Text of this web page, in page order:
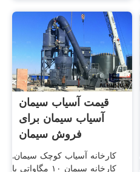
قیمت آسیاب سیمان
آسیاب سیمان برای
فروش سیمان
کارخانه آسیاب کوچک سیمان.
کارخانه سیمان ۱۰ مگاواتی با